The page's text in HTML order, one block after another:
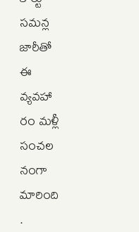
సమన్ల
జారీతో
ఈ
వ్యవహా
రం మళ్లీ
సంచల
నంగా
మారింది
.